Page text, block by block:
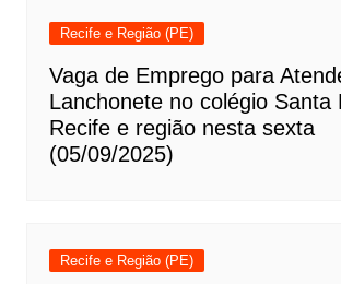
Recife e Região (PE)
Vaga de Emprego para
Lanchonete no colégio Santa
Recife e região nesta sexta
(05/09/2025)
Recife e Região (PE)